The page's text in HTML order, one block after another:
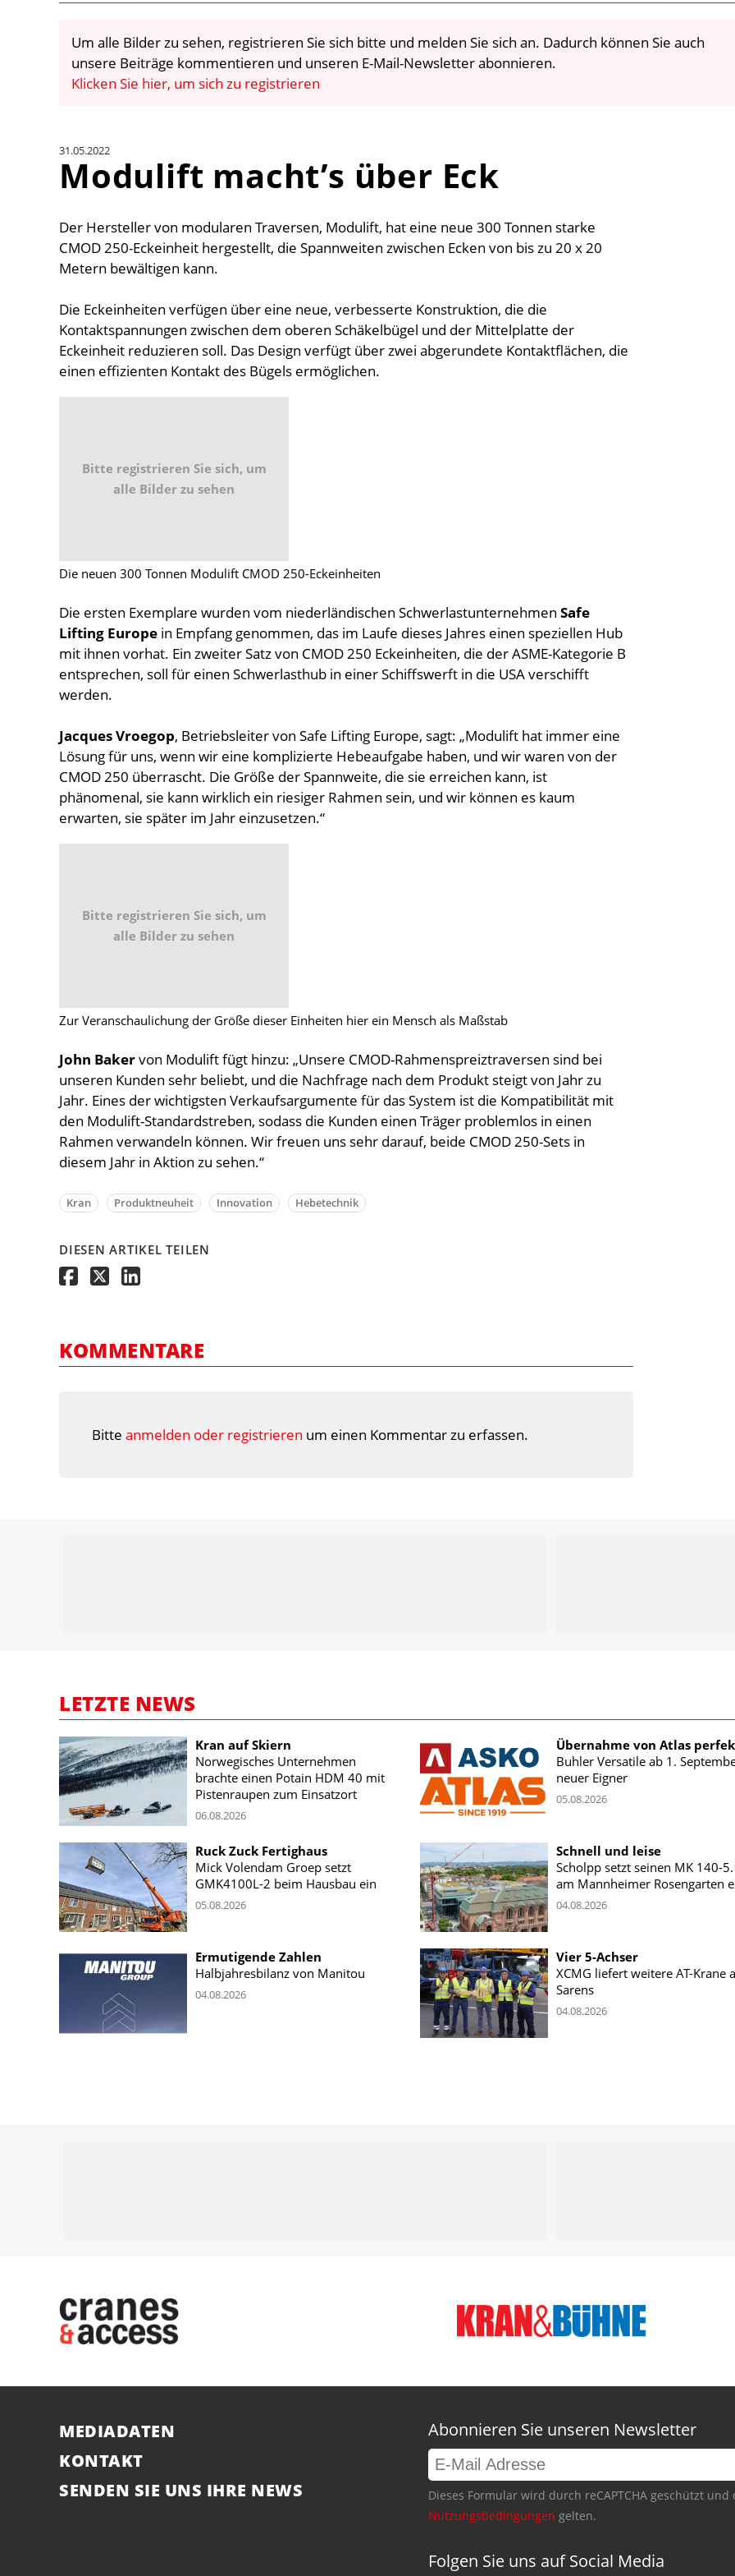
Um alle Bilder zu sehen, registrieren Sie sich bitte und melden Sie sich an. Dadurch können Sie auch
unsere Beiträge kommentieren und unseren E-Mail-Newsletter abonnieren.
Klicken Sie hier, um sich zu registrieren
31.05.2022
Modulift macht’s über Eck
Der Hersteller von modularen Traversen, Modulift, hat eine neue 300 Tonnen starke
CMOD 250-Eckeinheit hergestellt, die Spannweiten zwischen Ecken von bis zu 20 x 20
Metern bewältigen kann.
Die Eckeinheiten verfügen über eine neue, verbesserte Konstruktion, die die
Kontaktspannungen zwischen dem oberen Schäkelbügel und der Mittelplatte der
Eckeinheit reduzieren soll. Das Design verfügt über zwei abgerundete Kontaktflächen, die
einen effizienten Kontakt des Bügels ermöglichen.
Bitte registrieren Sie sich, um
alle Bilder zu sehen
Die neuen 300 Tonnen Modulift CMOD 250-Eckeinheiten
Die ersten Exemplare wurden vom niederländischen Schwerlastunternehmen Safe
Lifting Europe in Empfang genommen, das im Laufe dieses Jahres einen speziellen Hub
mit ihnen vorhat. Ein zweiter Satz von CMOD 250 Eckeinheiten, die der ASME-Kategorie B
entsprechen, soll für einen Schwerlasthub in einer Schiffswerft in die USA verschifft
werden.
Jacques Vroegop, Betriebsleiter von Safe Lifting Europe, sagt: „Modulift hat immer eine
Lösung für uns, wenn wir eine komplizierte Hebeaufgabe haben, und wir waren von der
CMOD 250 überrascht. Die Größe der Spannweite, die sie erreichen kann, ist
phänomenal, sie kann wirklich ein riesiger Rahmen sein, und wir können es kaum
erwarten, sie später im Jahr einzusetzen.“
Bitte registrieren Sie sich, um
alle Bilder zu sehen
Zur Veranschaulichung der Größe dieser Einheiten hier ein Mensch als Maßstab
John Bakervon Modulift fügt hinzu: „Unsere CMOD-Rahmenspreiztraversen sind bei
unseren Kunden sehr beliebt, und die Nachfrage nach dem Produkt steigt von Jahr zu
Jahr. Eines der wichtigsten Verkaufsargumente für das System ist die Kompatibilität mit
den Modulift-Standardstreben, sodass die Kunden einen Träger problemlos in einen
Rahmen verwandeln können. Wir freuen uns sehr darauf, beide CMOD 250-Sets in
diesem Jahr in Aktion zu sehen.“
Kran Produktneuheit Innovation Hebetechnik
DIESEN ARTIKEL TEILEN
KOMMENTARE
Bitte anmelden oder registrieren um einen Kommentar zu erfassen.
LETZTE NEWS
Kran auf Skiern
Norwegisches Unternehmen
brachte einen Potain HDM 40 mit
Pistenraupen zum Einsatzort
06.08.2026
Übernahme von Atlas
Buhler Versatile ab 1.
neuer Eigner
05.08.2026
Ruck Zuck Fertighaus
Mick Volendam Groep setzt
GMK4100L-2 beim Hausbau ein
05.08.2026
Schnell und leise
Scholpp setzt seinen MK 140-
am Mannheimer Rosengarten
04.08.2026
Ermutigende Zahlen
Halbjahresbilanz von Manitou
04.08.2026
Vier 5-Achser
XCMG liefert weitere AT-Krane
Sarens
04.08.2026
MEDIADATEN
KONTAKT
SENDEN SIE UNS IHRE NEWS
Abonnieren Sie unseren Newsletter
Dieses Formular wird durch reCAPTCHA geschützt
Nutzungsbedingungen gelten.
Folgen Sie uns auf Social Media